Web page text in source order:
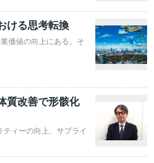
ける思考転換
価値の向上にある。そ
質改善で形骸化
ィーの向上、サプライ